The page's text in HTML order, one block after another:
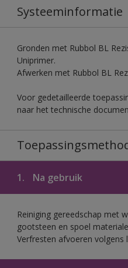
Systeeminformatie
Gronden met Rubbol BL
Uniprimer.
Afwerken met Rubbol BL
Voor gedetailleerde
naar het technische
1. Na gebruik
Reiniging gereedschap met
gootsteen en spoel
Verfresten afvoeren volgens